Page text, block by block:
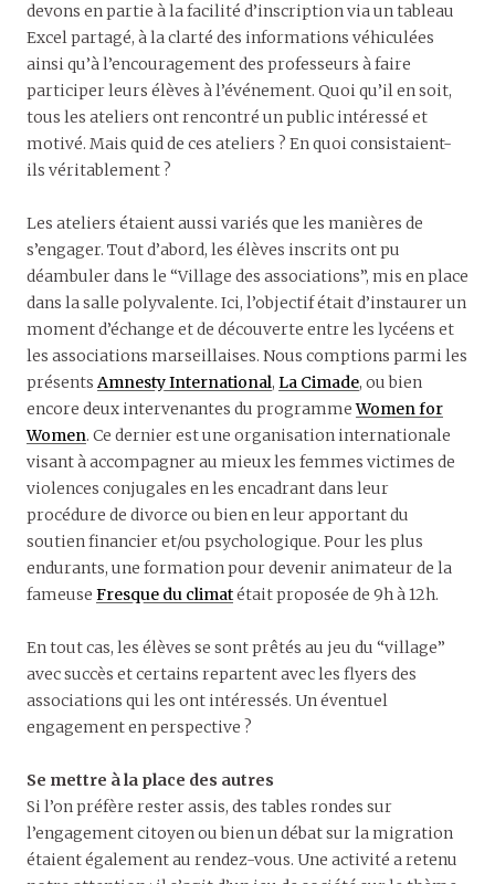
devons en partie à la facilité d’inscription via un tableau
Excel partagé, à la clarté des informations véhiculées
ainsi qu’à l’encouragement des professeurs à faire
participer leurs élèves à l’événement. Quoi qu’il en soit,
tous les ateliers ont rencontré un public intéressé et
motivé. Mais quid de ces ateliers ? En quoi consistaient-
ils véritablement ?
Les ateliers étaient aussi variés que les manières de
s’engager. Tout d’abord, les élèves inscrits ont pu
déambuler dans le “Village des associations”, mis en place
dans la salle polyvalente. Ici, l’objectif était d’instaurer un
moment d’échange et de découverte entre les lycéens et
les associations marseillaises. Nous comptions parmi les
présents Amnesty International, La Cimade, ou bien
encore deux intervenantes du programmeWomen for
Women. Ce dernier est une organisation internationale
visant à accompagner au mieux les femmes victimes de
violences conjugales en les encadrant dans leur
procédure de divorce ou bien en leur apportant du
soutien financier et/ou psychologique. Pour les plus
endurants, une formation pour devenir animateur de la
fameuse Fresque du climatétait proposée de 9h à 12h.
En tout cas, les élèves se sont prêtés au jeu du “village”
avec succès et certains repartent avec les flyers des
associations qui les ont intéressés. Un éventuel
engagement en perspective ?
Se mettre à la place des autres
Si l’on préfère rester assis, des tables rondes sur
l’engagement citoyen ou bien un débat sur la migration
étaient également au rendez-vous. Une activité a retenu